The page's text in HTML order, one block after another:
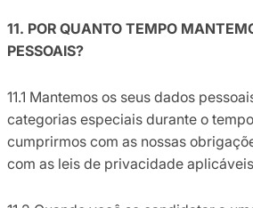
11. POR QUANTO TEMPO
PESSOAIS?
11.1 Mantemos os seus dados
categorias especiais durante o
cumprirmos com as nossas
com as leis de privacidade